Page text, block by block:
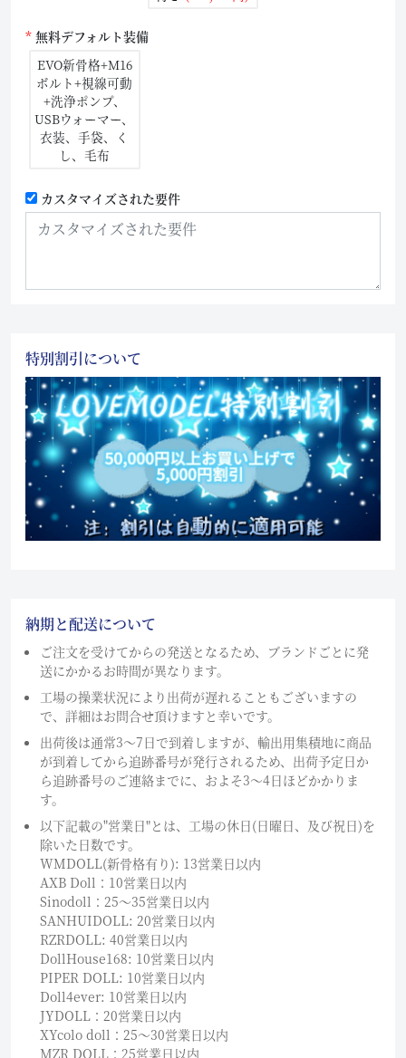
無料デフォルト装備
EVO新骨格+M16
ボルト+視線可動
+洗浄ポンプ、
USBウォーマー、
衣装、手袋、く
し、毛布
カスタマイズされた要件
特別割引について
納期と配送について
ご注文を受けてからの発送となるため、ブランドごとに発
送にかかるお時間が異なります。
工場の操業状況により出荷が遅れることもございますの
で、詳細はお問合せ頂けますと幸いです。
出荷後は通常3～7日で到着しますが、輸出用集積地に商品
が到着してから追跡番号が発行されるため、出荷予定日か
ら追跡番号のご連絡までに、およそ3〜4日ほどかかりま
す。
以下記載の"営業日"とは、工場の休日(日曜日、及び祝日)を
除いた日数です。
WMDOLL(新骨格有り): 13営業日以内
AXB Doll：10営業日以内
Sinodoll：25〜35営業日以内
SANHUIDOLL: 20営業日以内
RZRDOLL: 40営業日以内
DollHouse168: 10営業日以内
PIPER DOLL: 10営業日以内
Doll4ever: 10営業日以内
JYDOLL：20営業日以内
XYcolo doll：25〜30営業日以内
MZR DOLL：25営業日以内